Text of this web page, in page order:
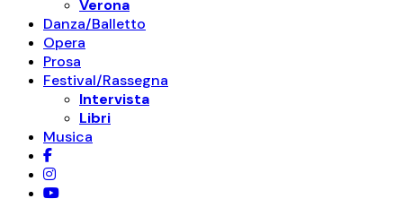
Verona
Danza/Balletto
Opera
Prosa
Festival/Rassegna
Intervista
Libri
Musica